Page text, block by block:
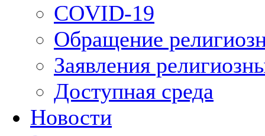
COVID-19
Обращение
Заявления
Доступная среда
Новости